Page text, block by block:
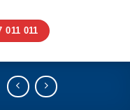
011 011